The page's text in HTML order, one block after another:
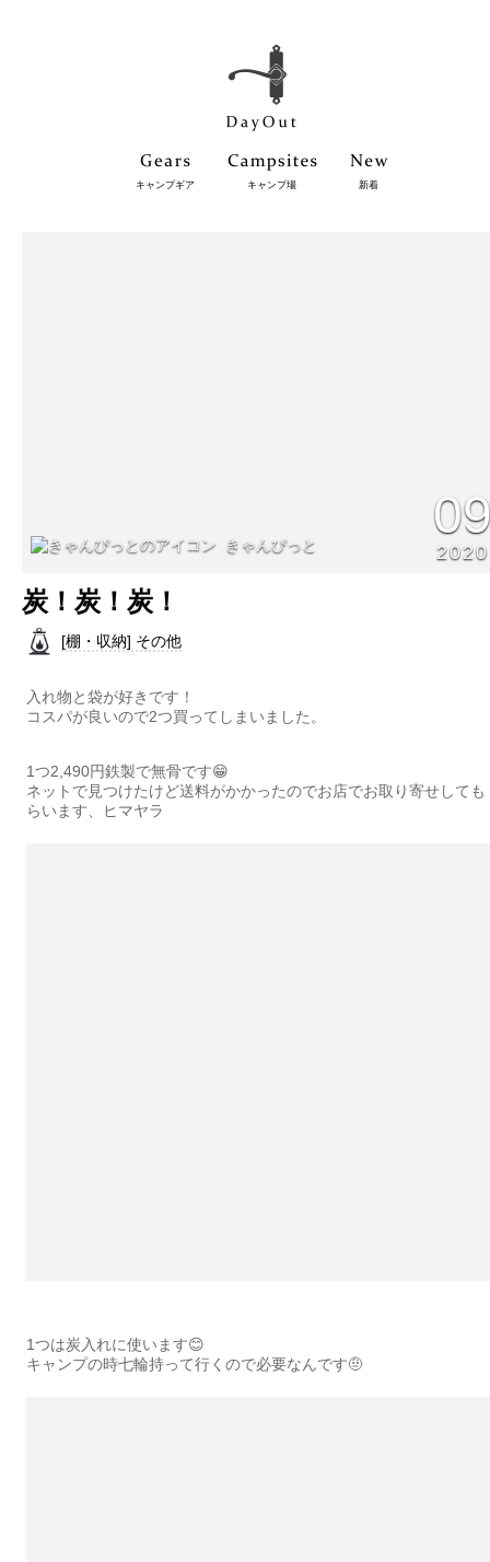
キャンプギア キャンプ場 新着
きゃんぴっと 2020
炭！炭！炭！
[棚・収納] その他
入れ物と袋が好きです！
コスパが良いので2つ買ってしまいました。
1つ2,490円鉄製で無骨です😁
ネットで見つけたけど送料がかかったのでお店でお取り寄せしても
らいます、ヒマヤラ
1つは炭入れに使います😊
キャンプの時七輪持って行くので必要なんです🤨